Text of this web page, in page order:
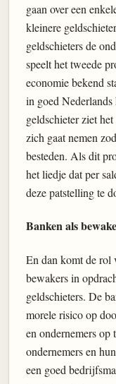
gaan over een
kleinere
geldschieters de
speelt het tweede
economie bekend
in goed
geldschieter ziet
zich gaat nemen
besteden. Als dit
het liedje dat per
deze patstelling te
Banken als
En dan komt de rol
bewakers in
geldschieters. De
morele risico op
en ondernemers op
ondernemers en
een goed